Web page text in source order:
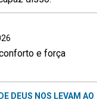
e força
DEUS NOS LEVAM AO